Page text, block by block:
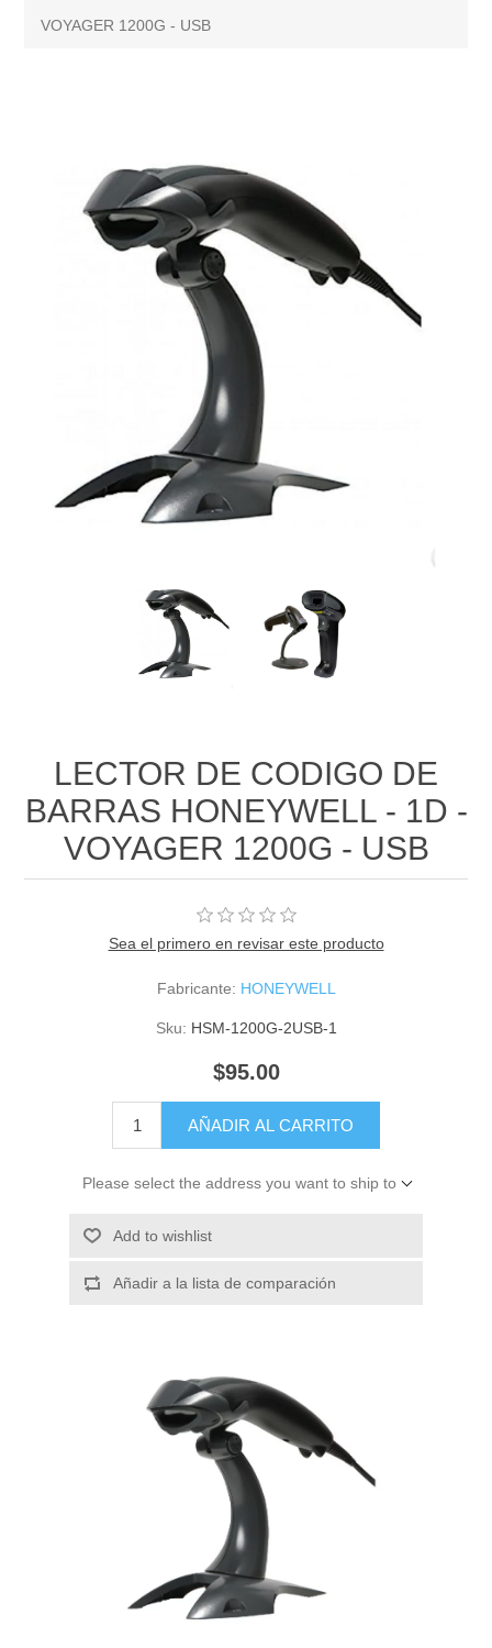
VOYAGER 1200G - USB
LECTOR DE CODIGO DE
BARRAS HONEYWELL - 1D -
VOYAGER 1200G - USB
Sea el primero en revisar este producto
Fabricante: HONEYWELL
Sku: HSM-1200G-2USB-1
$95.00
AÑADIR AL CARRITO
Please select the address you want to ship to
Add to wishlist
Añadir a la lista de comparación